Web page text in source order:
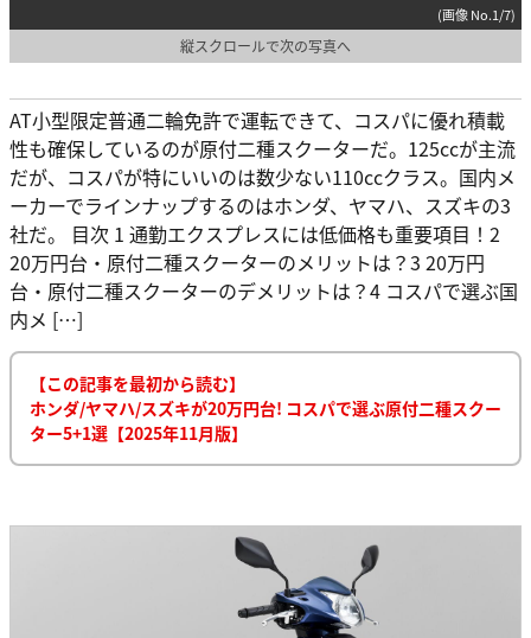
(画像 No.1/7)
縦スクロールで次の写真へ
AT小型限定普通二輪免許で運転できて、コスパに優れ積載
性も確保しているのが原付二種スクーターだ。125ccが主流
だが、コスパが特にいいのは数少ない110ccクラス。国内メ
ーカーでラインナップするのはホンダ、ヤマハ、スズキの3
社だ。 目次 1 通勤エクスプレスには低価格も重要項目！2
20万円台・原付二種スクーターのメリットは？3 20万円
台・原付二種スクーターのデメリットは？4 コスパで選ぶ国
内メ […]
【この記事を最初から読む】
ホンダ/ヤマハ/スズキが20万円台! コスパで選ぶ原付二種スクー
ター5+1選【2025年11月版】